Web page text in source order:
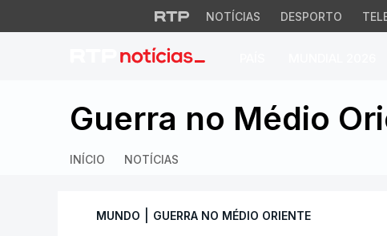
NOTÍCIAS DESPORTO
"Justiça para a
Guerra no Médio
INÍCIO NOTÍCIAS
MUNDO GUERRA NO MÉDIO ORIENTE